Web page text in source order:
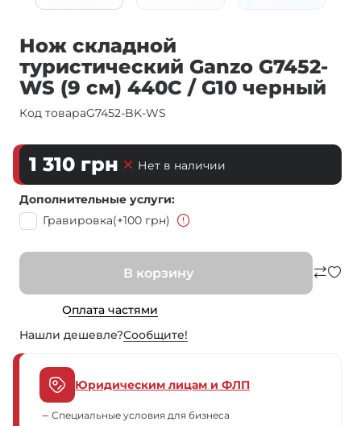
Нож складной
туристический Ganzo G7452-
WS (9 см) 440С / G10 черный
Код товараG7452-BK-WS
1 310 грн Нет в наличии
Дополнительные услуги
Гравировка(+100 грн)
В корзину
Оплата частями
Нашли дешевле?Сообщите!
Юридическим лицам и ФЛП
Специальные условия для бизнеса